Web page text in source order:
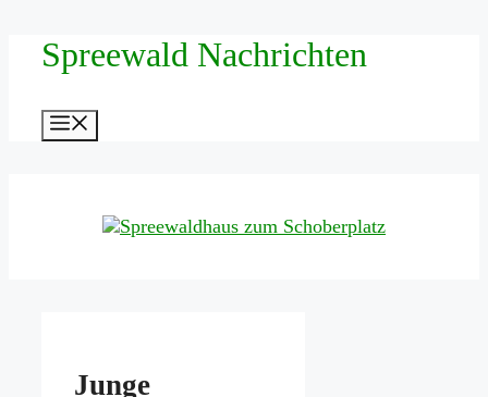
Zum
InhaltSpreewald Nachrichten
Junge